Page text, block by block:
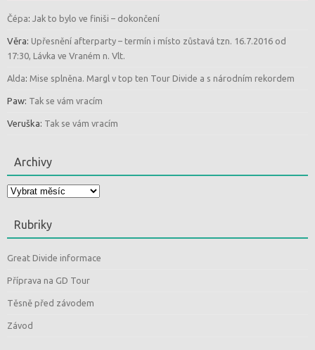
Čépa: Jak to bylo ve finiši – dokončení
Věra: Upřesnění afterparty – termín i místo zůstavá tzn. 16.7.2016 od
17:30, Lávka ve Vraném n. Vlt.
Alda: Mise splněna. Margl v top ten Tour Divide a s národním rekordem
Paw: Tak se vám vracím
Veruška: Tak se vám vracím
Archivy
Archivy
Rubriky
Great Divide informace
Příprava na GD Tour
Těsně před závodem
Závod